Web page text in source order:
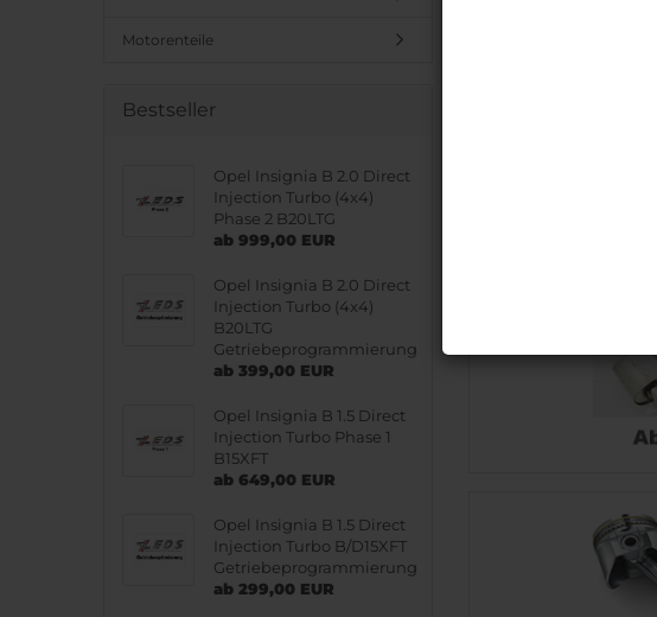
Motorenteile
Bestseller
Opel Insignia B 2.0 Direct
Injection Turbo (4x4)
Phase 2 B20LTG
ab 999,00 EUR
Opel Insignia B 2.0 Direct
Injection Turbo (4x4)
B20LTG
Getriebeprogrammierung
ab 399,00 EUR
Opel Insignia B 1.5 Direct
Injection Turbo Phase 1
B15XFT
ab 649,00 EUR
Opel Insignia B 1.5 Direct
Injection Turbo B/D15XFT
Getriebeprogrammierung
ab 299,00 EUR